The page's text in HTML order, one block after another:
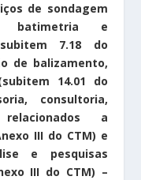
de sondagem
batimetria e
7.18 do
de balizamento,
14.01 do
consultoria,
a
III do CTM) e
e pesquisas
III do CTM) –